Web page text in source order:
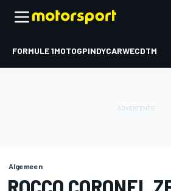
FORMULE 1MOTOGPINDYCARWECDTM
Algemeen